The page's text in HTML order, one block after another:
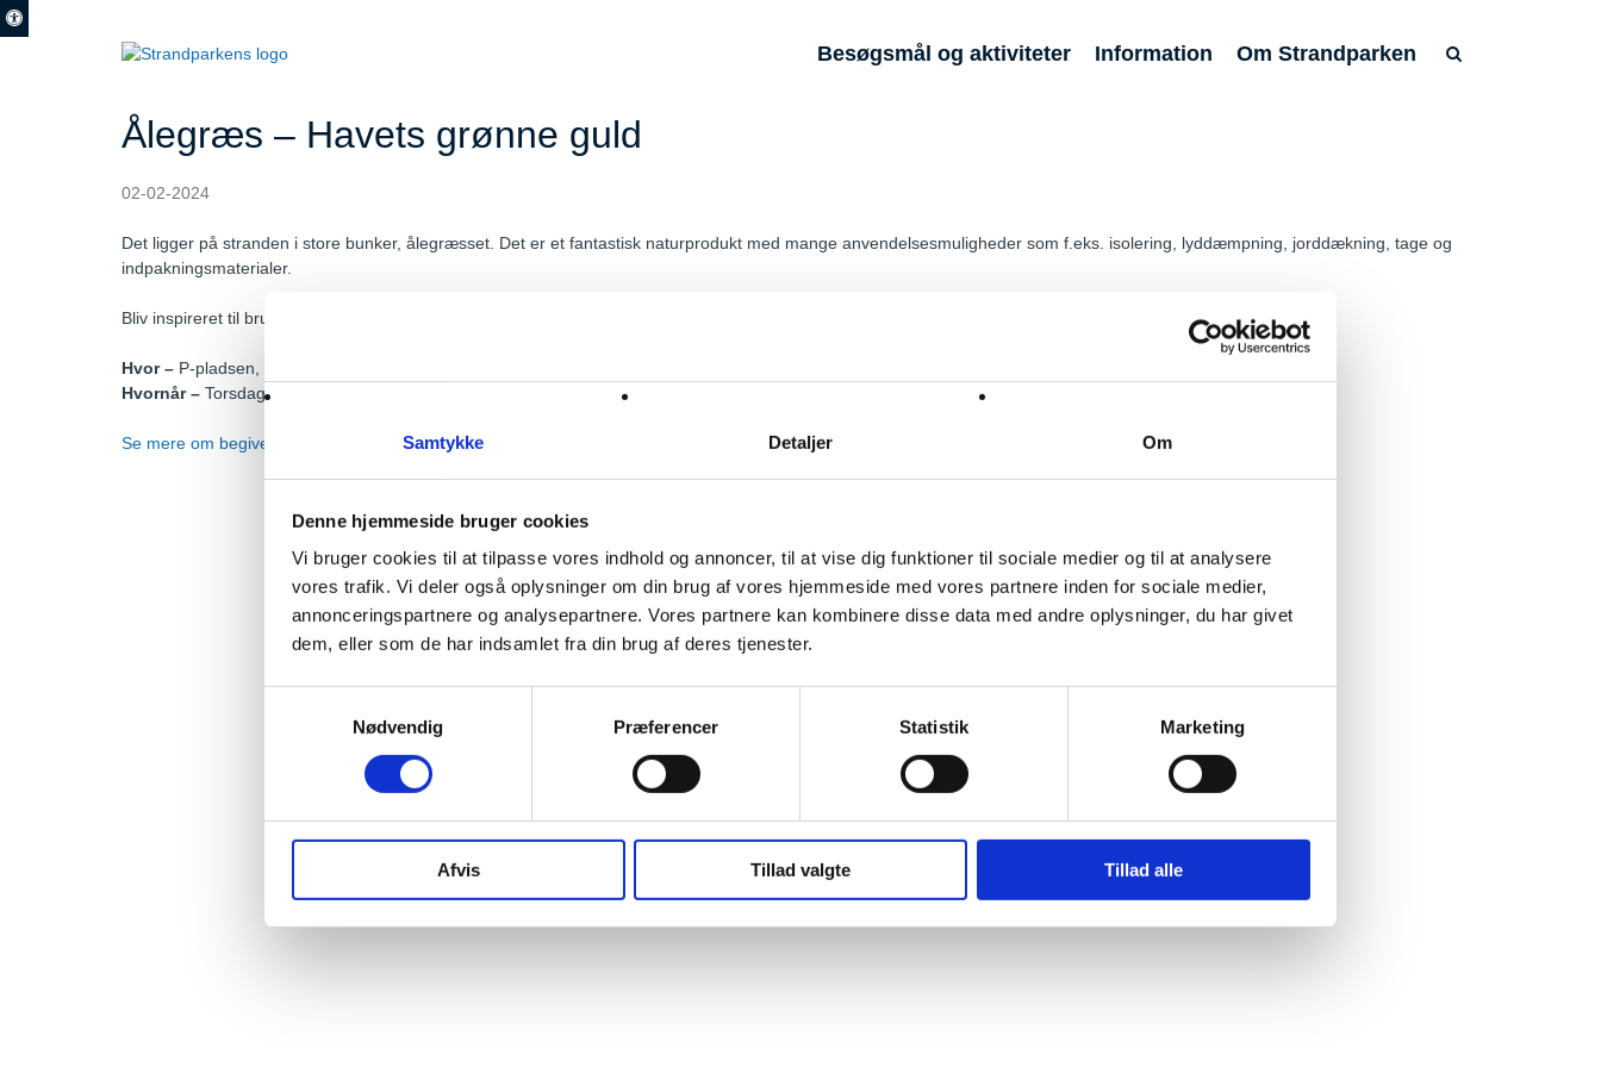
Samtykke Detaljer Om
Denne hjemmeside bruger cookies
Vi bruger cookies til at tilpasse vores indhold og annoncer, til at vise dig funktioner til sociale medier og til at analysere
vores trafik. Vi deler også oplysninger om din brug af vores hjemmeside med vores partnere inden for sociale medier,
annonceringspartnere og analysepartnere. Vores partnere kan kombinere disse data med andre oplysninger, du har givet
dem, eller som de har indsamlet fra din brug af deres tjenester.
Nødvendig
Præferencer Statistik Marketing
Afvis Tillad valgte Tillad alle
Besøgsmål og aktiviteter Information Om Strandparken
Ålegræs – Havets grønne guld
02-02-2024
Det ligger på stranden i store bunker, ålegræsset. Det er et fantastisk naturprodukt med mange anvendelsesmuligheder som f.eks. isolering, lyddæmpning, jorddækning, tage og
indpakningsmaterialer.
Bliv inspireret til brug af ålegræs og tag en bunke med hjem.
Hvor – P-pladsen, Strandporten 9, Brøndby
Hvornår – Torsdag d.29. august kl. 16.30 – 18.30
Se mere om begivenheden og hold dig opdateret her
Følg også Strandparken påFacebookogInstagram
Strandparken I/S Ishøj Store Torv 202635 IshøjSekretariat tlf.43 57 76 75Drift tlf.21 24 52 86strandparken@ishoj.dk Tilgængelighedserklæring